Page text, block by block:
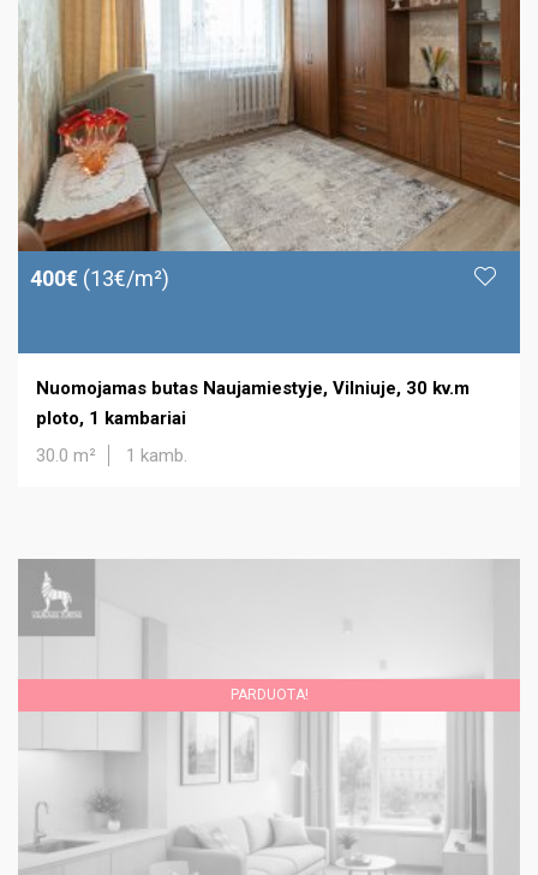
400€ (13€/m²)
Nuomojamas butas Naujamiestyje, Vilniuje, 30 kv.m
ploto, 1 kambariai
30.0 m²
1 kamb.
PARDUOTA!